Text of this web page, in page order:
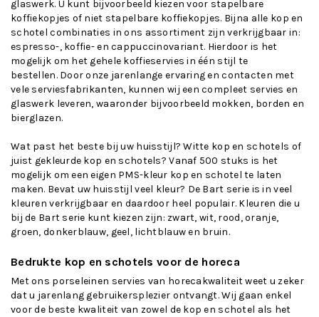
glaswerk. U kunt bijvoorbeeld kiezen voor stapelbare
koffiekopjes of niet stapelbare koffiekopjes. Bijna alle kop en
schotel combinaties in ons assortiment zijn verkrijgbaar in:
espresso-, koffie- encappuccinovariant. Hierdoor is het
mogelijk om het gehele koffieservies in één stijl te
bestellen. Door onze jarenlange ervaring en contacten met
vele serviesfabrikanten, kunnen wij een compleet servies en
glaswerk leveren, waaronder bijvoorbeeld mokken, borden en
bierglazen.
Wat past het beste bij uw huisstijl? Witte kop en schotels of
juist gekleurde kop en schotels? Vanaf 500 stuks is het
mogelijk om een eigen PMS-kleur kop en schotel te laten
maken. Bevat uw huisstijl veel kleur? De Bart serie is in veel
kleuren verkrijgbaar en daardoor heel populair. Kleuren die u
bij de Bart serie kunt kiezen zijn: zwart, wit, rood, oranje,
groen, donkerblauw, geel, lichtblauw en bruin.
Bedrukte kop en schotels voor de horeca
Met ons porseleinen servies van horecakwaliteit weet u zeker
dat u jarenlang gebruikersplezier ontvangt. Wij gaan enkel
voor de beste kwaliteit van zowel de kop en schotel als het